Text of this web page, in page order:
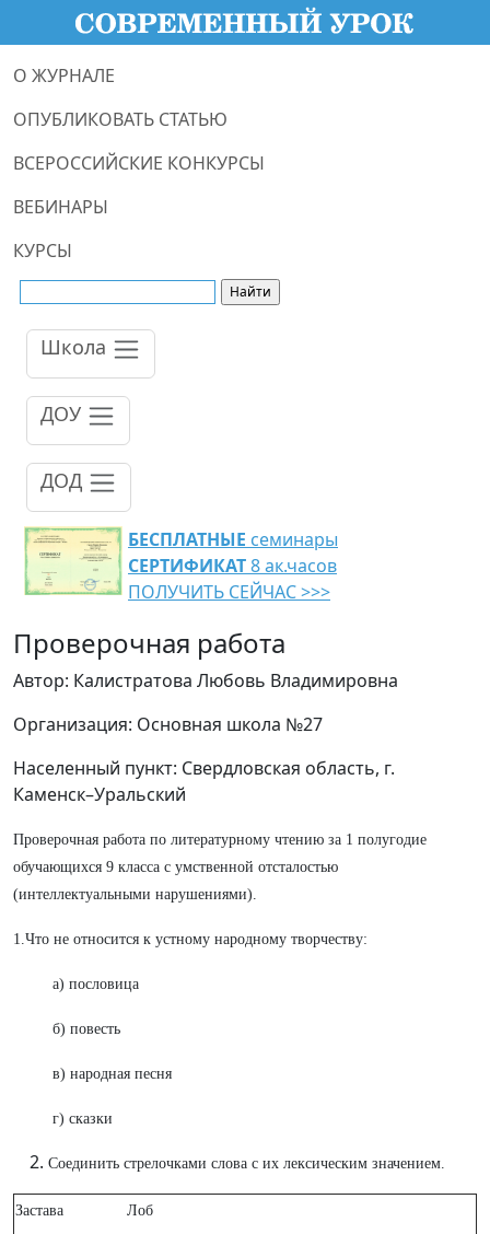
О ЖУРНАЛЕ
ОПУБЛИКОВАТЬ СТАТЬЮ
ВСЕРОССИЙСКИЕ КОНКУРСЫ
ВЕБИНАРЫ
КУРСЫ
Школа
ДОУ
ДОД
БЕСПЛАТНЫЕ семинары
СЕРТИФИКАТ8 ак.часов
ПОЛУЧИТЬ СЕЙЧАС >>>
Проверочная работа
Автор: Калистратова Любовь Владимировна
Организация: Основная школа №27
Населенный пункт: Свердловская область, г.
Каменск–Уральский
Проверочная работа по литературному чтению за 1 полугодие
обучающихся 9 класса с умственной отсталостью
(интеллектуальными нарушениями).
1.Что не относится к устному народному творчеству:
а) пословица
б) повесть
в) народная песня
г) сказки
Соединить стрелочками слова с их лексическим значением.
Застава Лоб